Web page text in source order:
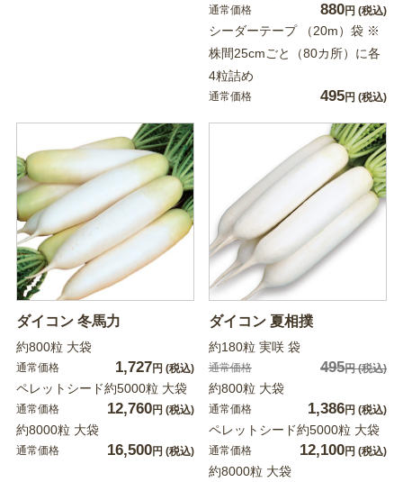
通常価格 880円 (税込)
シーダーテープ （20m）袋 ※
株間25cmごと（80カ所）に各
4粒詰め
通常価格 495円 (税込)
ダイコン 冬馬力
約800粒 大袋
通常価格 1,727円 (税込)
ペレットシード約5000粒 大袋
通常価格 12,760円 (税込)
約8000粒 大袋
通常価格 16,500円 (税込)
ダイコン 夏相撲
約180粒 実咲 袋
通常価格 495円(税込)
約800粒 大袋
通常価格 1,386円 (税込)
ペレットシード約5000粒 大袋
通常価格 12,100円 (税込)
約8000粒 大袋